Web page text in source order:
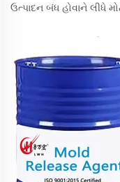
ઉત્પાદન બંધ હોવાને લીધે